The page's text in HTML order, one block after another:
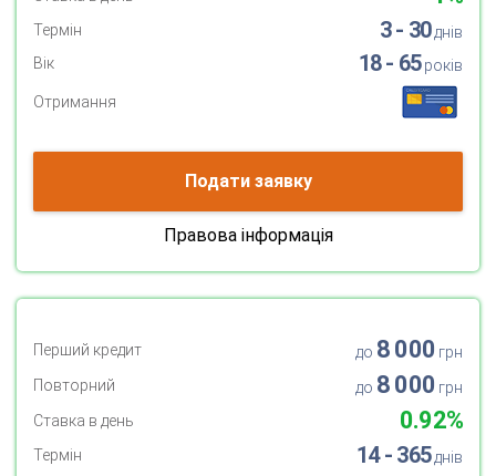
Термін 3 - 30днів
Вік
18 - 65років
Отримання
Подати заявку
Правова інформація
Перший кредит до 8 000 грн
Повторний
до 8 000 грн
Ставка в день
0.92%
Термін 14 - 365днів